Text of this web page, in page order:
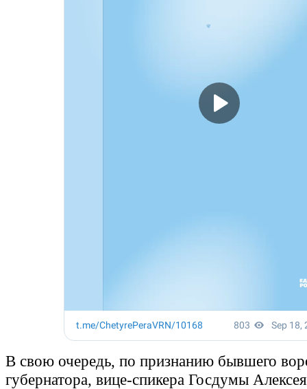
В свою очередь, по признанию бывшего
губернатора, вице-спикера Госдумы